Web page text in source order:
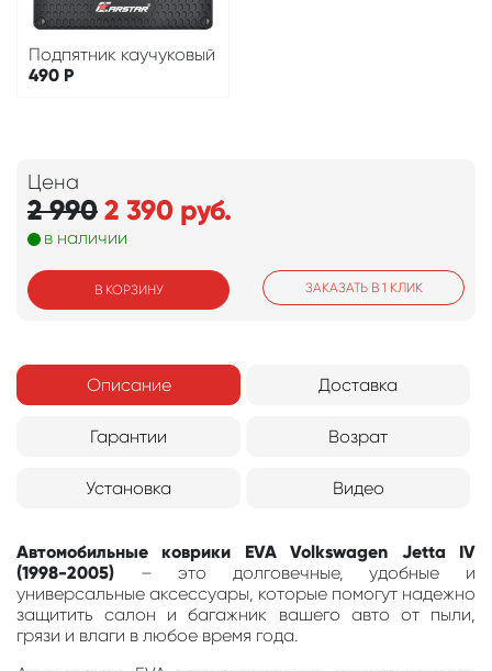
Подпятник каучуковый
490 Р
Цена
2 9902 390 руб.
в наличии
В КОРЗИНУ ЗАКАЗАТЬ В 1 КЛИК
Описание Доставка
Гарантии Возрат
Установка Видео
Автомобильные коврики EVA Volkswagen Jetta IV
(1998-2005) – это долговечные, удобные и
универсальные аксессуары, которые помогут надежно
защитить салон и багажник вашего авто от пыли,
грязи и влаги в любое время года.